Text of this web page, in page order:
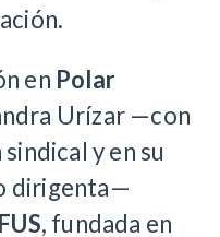
en Polar
Urízar —con
y en su
dirigenta—
, fundada en